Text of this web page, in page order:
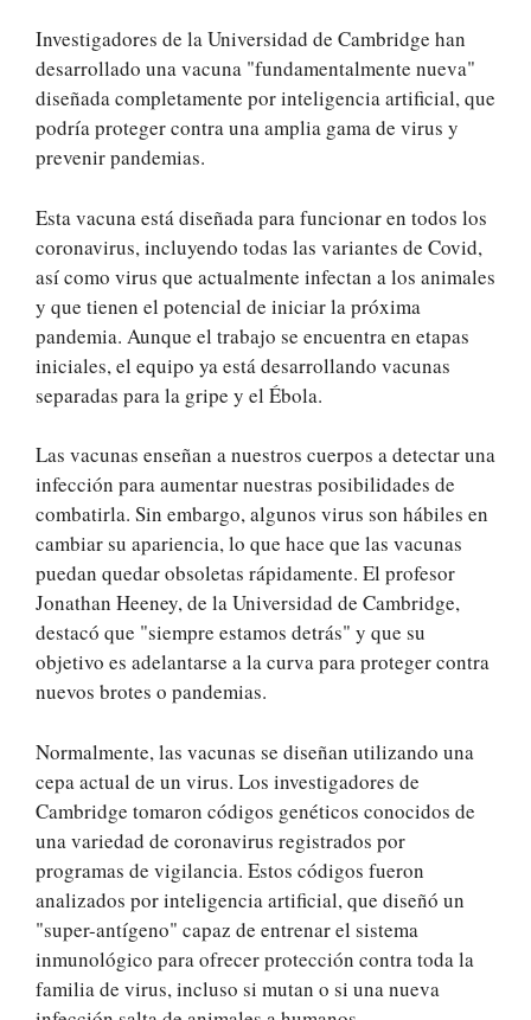
Investigadores de la Universidad de Cambridge han
desarrollado una vacuna "fundamentalmente nueva"
diseñada completamente por inteligencia artificial, que
podría proteger contra una amplia gama de virus y
prevenir pandemias.
Esta vacuna está diseñada para funcionar en todos los
coronavirus, incluyendo todas las variantes de Covid,
así como virus que actualmente infectan a los animales
y que tienen el potencial de iniciar la próxima
pandemia. Aunque el trabajo se encuentra en etapas
iniciales, el equipo ya está desarrollando vacunas
separadas para la gripe y el Ébola.
Las vacunas enseñan a nuestros cuerpos a detectar una
infección para aumentar nuestras posibilidades de
combatirla. Sin embargo, algunos virus son hábiles en
cambiar su apariencia, lo que hace que las vacunas
puedan quedar obsoletas rápidamente. El profesor
Jonathan Heeney, de la Universidad de Cambridge,
destacó que "siempre estamos detrás" y que su
objetivo es adelantarse a la curva para proteger contra
nuevos brotes o pandemias.
Normalmente, las vacunas se diseñan utilizando una
cepa actual de un virus. Los investigadores de
Cambridge tomaron códigos genéticos conocidos de
una variedad de coronavirus registrados por
programas de vigilancia. Estos códigos fueron
analizados por inteligencia artificial, que diseñó un
"super-antígeno" capaz de entrenar el sistema
inmunológico para ofrecer protección contra toda la
familia de virus, incluso si mutan o si una nueva